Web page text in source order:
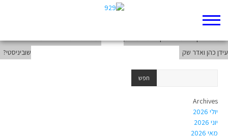
זָכוֹר אֶת-יוֹם הַשַּׁבָּת, לְקַדְּשׁוֹ / אייל נחמיאס ויובל קורן
עידן כהן ואדר שק
שוביניסטי?
Archives
יולי 2026
יוני 2026
מאי 2026